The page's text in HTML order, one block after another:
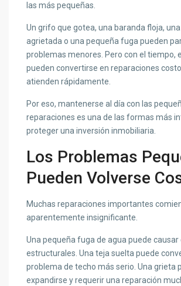
las más pequeñas.
Un grifo que gotea, una baranda floja,
agrietada o una pequeña fuga pueden
problemas menores. Pero con el tiempo,
pueden convertirse en reparaciones
atienden rápidamente.
Por eso, mantenerse al día con las
reparaciones es una de las formas más
proteger una inversión inmobiliaria.
Los Problemas
Pueden Volverse
Muchas reparaciones importantes
aparentemente insignificante.
Una pequeña fuga de agua puede causar
estructurales. Una teja suelta puede
problema de techo más serio. Una grieta
expandirse y requerir una reparación